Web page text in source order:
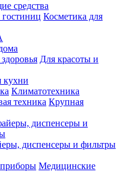
средства
Косметика для
Для красоты и
кухни
Климатотехника
Крупная
диспенсеры и фильтры
Медицинские